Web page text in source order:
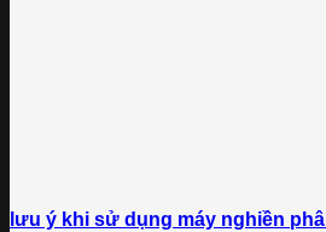
lưu ý khi sử dụng máy nghiền